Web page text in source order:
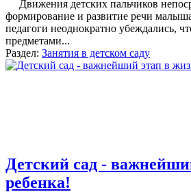
Движения детских пальчиков
формирование и развитие речи
педагоги неоднократно убеждались,
предметами...
Раздел: Занятия в детском саду
Детский сад -
ребенка!